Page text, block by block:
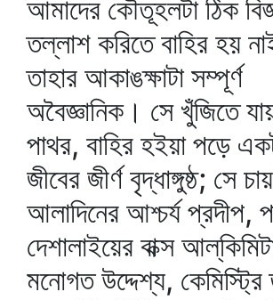
আমাদের কৌতূহলটা ঠিক
তল্লাশ করিতে বাহির হয়
তাহার আকাঙক্ষাটা সম্পূর্ণ
অবৈজ্ঞানিক। সে খুঁজিতে
পাথর, বাহির হইয়া পড়ে
জীবের জীর্ণ বৃদ্ধাঙ্গুষ্ঠ; সে চায়
আলাদিনের আশ্চর্য প্রদীপ,
দেশালাইয়ের বাক্স
মনোগত উদ্দেশ্য, কেমিস্ট্রি